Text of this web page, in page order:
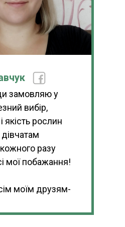
замовляю у
вибір,
якість рослин
разу
мої побажання!
моїм друзям-